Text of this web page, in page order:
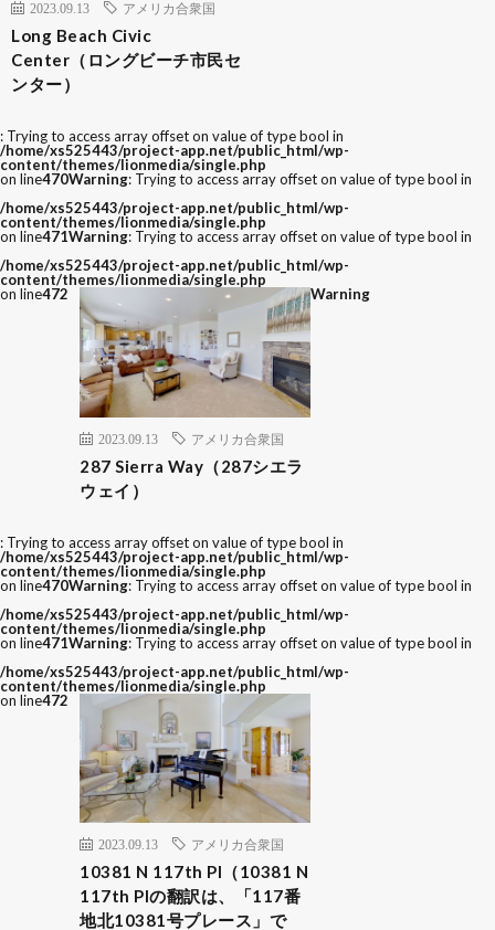
2023.09.13 アメリカ合衆国
Long Beach Civic
Center（ロングビーチ市民セ
ンター）
: Trying to access array offset on value of type bool in
/home/xs525443/project-app.net/public_html/wp-
content/themes/lionmedia/single.php
on line470Warning: Trying to access array offset on value of type bool in
/home/xs525443/project-app.net/public_html/wp-
content/themes/lionmedia/single.php
on line471Warning: Trying to access array offset on value of type bool in
/home/xs525443/project-app.net/public_html/wp-
content/themes/lionmedia/single.php
on line472
2023.09.13 アメリカ合衆国
287 Sierra Way（287シエラ
ウェイ）
Warning
: Trying to access array offset on value of type bool in
/home/xs525443/project-app.net/public_html/wp-
content/themes/lionmedia/single.php
on line470Warning: Trying to access array offset on value of type bool in
/home/xs525443/project-app.net/public_html/wp-
content/themes/lionmedia/single.php
on line471Warning: Trying to access array offset on value of type bool in
/home/xs525443/project-app.net/public_html/wp-
content/themes/lionmedia/single.php
on line472
2023.09.13 アメリカ合衆国
10381 N 117th Pl（10381 N
117th Plの翻訳は、「117番
地北10381号プレース」で